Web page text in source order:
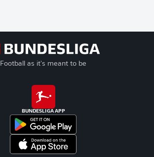
Football as it's meant to be
BUNDESLIGA APP